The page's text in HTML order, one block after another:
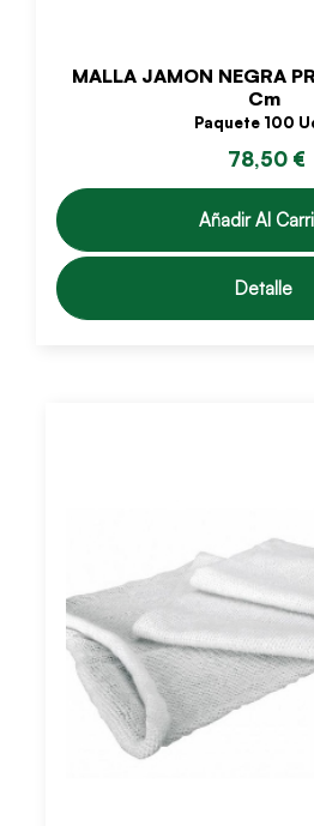
MALLA JAMON NEGRA
Cm
Paquete 100
78,50 €
Añadir Al
Detalle